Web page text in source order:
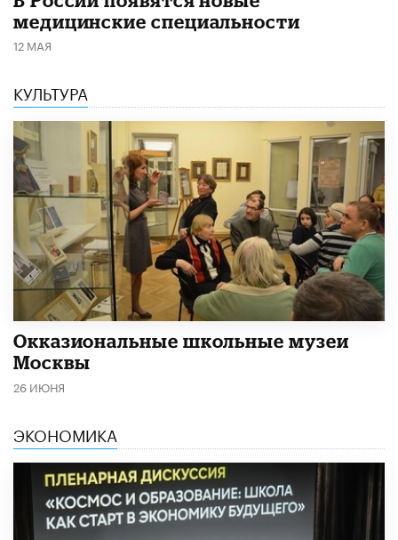
медицинские специальности
12 МАЯ
КУЛЬТУРА
​Окказиональные школьные музеи
Москвы
26 ИЮНЯ
ЭКОНОМИКА